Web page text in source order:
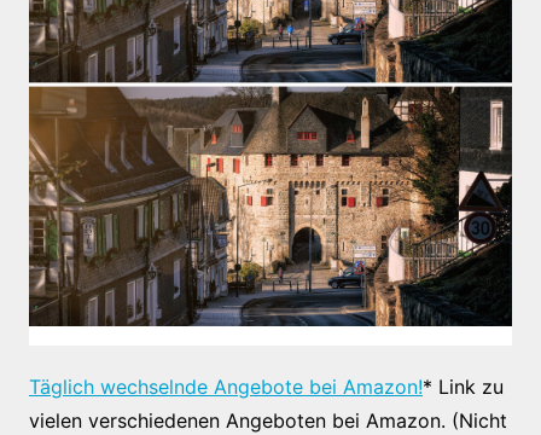
Täglich wechselnde Angebote bei Amazon!* Link zu
vielen verschiedenen Angeboten bei Amazon. (Nicht